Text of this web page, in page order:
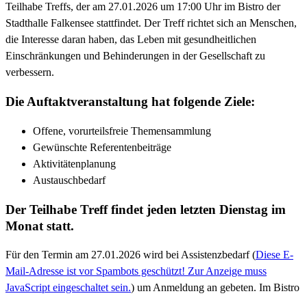
Teilhabe Treffs, der am 27.01.2026 um 17:00 Uhr im Bistro der
Stadthalle Falkensee stattfindet. Der Treff richtet sich an Menschen,
die Interesse daran haben, das Leben mit gesundheitlichen
Einschränkungen und Behinderungen in der Gesellschaft zu
verbessern.
Die Auftaktveranstaltung hat folgende Ziele:
Offene, vorurteilsfreie Themensammlung
Gewünschte Referentenbeiträge
Aktivitätenplanung
Austauschbedarf
Der Teilhabe Treff findet jeden letzten Dienstag im
Monat statt.
Für den Termin am 27.01.2026 wird bei Assistenzbedarf (Diese E-
Mail-Adresse ist vor Spambots geschützt! Zur Anzeige muss
JavaScript eingeschaltet sein.) um Anmeldung an gebeten. Im Bistro